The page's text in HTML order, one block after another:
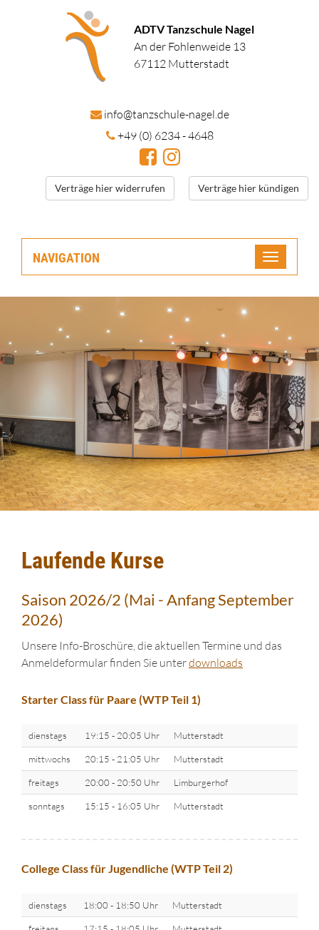
ADTV Tanzschule Nagel
An der Fohlenweide 13
67112 Mutterstadt
info@tanzschule-nagel.de
+49 (0) 6234 - 4648
Verträge hier widerrufen Verträge hier kündigen
NAVIGATION
Toggle
Laufende Kurse
Saison 2026/2 (Mai - Anfang September
2026)
Unsere Info-Broschüre, die aktuellen Termine und das
Anmeldeformular finden Sie unterdownloads
Starter Class für Paare (WTP Teil 1)
dienstags 19:15 - 20:05 Uhr Mutterstadt
mittwochs 20:15 - 21:05 Uhr Mutterstadt
freitags 20:00 - 20:50 Uhr Limburgerhof
sonntags 15:15 - 16:05 Uhr Mutterstadt
College Class für Jugendliche (WTP Teil 2)
dienstags 18:00 - 18:50 Uhr Mutterstadt